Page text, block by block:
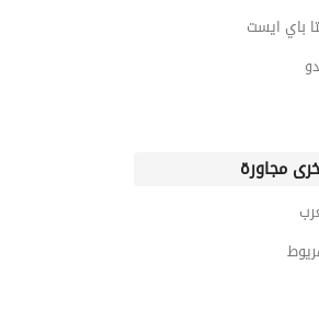
واي
باي ايست
مجاورة